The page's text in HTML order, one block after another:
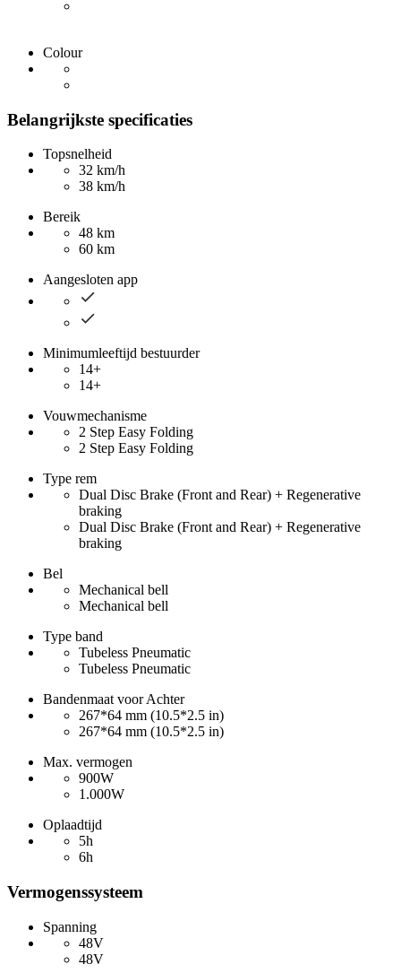
Colour
Belangrijkste specificaties
Topsnelheid
32 km/h
38 km/h
Bereik
48 km
60 km
Aangesloten app
Minimumleeftijd bestuurder
14+
14+
Vouwmechanisme
2 Step Easy Folding
2 Step Easy Folding
Type rem
Dual Disc Brake (Front and Rear) + Regenerative
braking
Dual Disc Brake (Front and Rear) + Regenerative
braking
Bel
Mechanical bell
Mechanical bell
Type band
Tubeless Pneumatic
Tubeless Pneumatic
Bandenmaat voor Achter
267*64 mm (10.5*2.5 in)
267*64 mm (10.5*2.5 in)
Max. vermogen
900W
1.000W
Oplaadtijd
5h
6h
Vermogenssysteem
Spanning
48V
48V